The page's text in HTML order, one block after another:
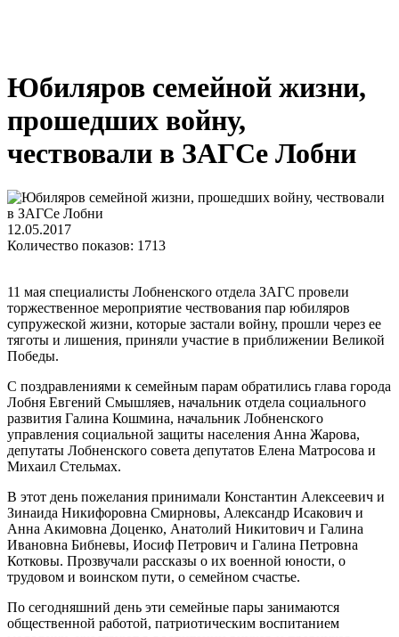
Юбиляров семейной жизни,
прошедших войну,
чествовали в ЗАГСе Лобни
12.05.2017
Количество показов: 1713
11 мая специалисты Лобненского отдела ЗАГС провели
торжественное мероприятие чествования пар юбиляров
супружеской жизни, которые застали войну, прошли через ее
тяготы и лишения, приняли участие в приближении Великой
Победы.
С поздравлениями к семейным парам обратились глава города
Лобня Евгений Смышляев, начальник отдела социального
развития Галина Кошмина, начальник Лобненского
управления социальной защиты населения Анна Жарова,
депутаты Лобненского совета депутатов Елена Матросова и
Михаил Стельмах.
В этот день пожелания принимали Константин Алексеевич и
Зинаида Никифоровна Смирновы, Александр Исакович и
Анна Акимовна Доценко, Анатолий Никитович и Галина
Ивановна Бибневы, Иосиф Петрович и Галина Петровна
Котковы. Прозвучали рассказы о их военной юности, о
трудовом и воинском пути, о семейном счастье.
По сегодняшний день эти семейные пары занимаются
общественной работой, патриотическим воспитанием